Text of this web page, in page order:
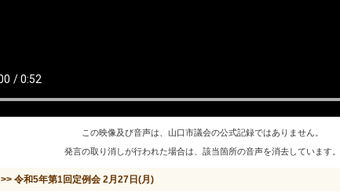
この映像及び音声は、山口市議会の公式記録ではありません。
発言の取り消しが行われた場合は、該当箇所の音声を消去しています。
>> 令和5年第1回定例会 2月27日(月)